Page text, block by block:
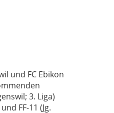
und FC Ebikon
3. Liga)
FF-11 (Jg.